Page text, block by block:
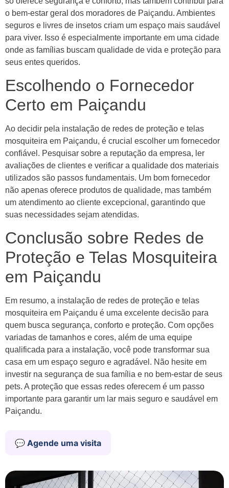
o bem-estar geral dos moradores de Paiçandu. Ambientes
seguros e livres de insetos criam um espaço mais saudável
para viver. Isso é especialmente importante em uma cidade
onde as famílias buscam qualidade de vida e proteção para
seus entes queridos.
Escolhendo o Fornecedor
Certo em Paiçandu
Ao decidir pela instalação de redes de proteção e telas
mosquiteira em Paiçandu, é crucial escolher um fornecedor
confiável. Pesquisar sobre a reputação da empresa, ler
avaliações de clientes e verificar a qualidade dos materiais
utilizados são passos fundamentais. Um bom fornecedor
não apenas oferece produtos de qualidade, mas também
um atendimento ao cliente excepcional, garantindo que
suas necessidades sejam atendidas.
Conclusão sobre Redes de
Proteção e Telas Mosquiteira
em Paiçandu
Em resumo, a instalação de redes de proteção e telas
mosquiteira em Paiçandu é uma excelente decisão para
quem busca segurança, conforto e proteção. Com opções
variadas de tamanhos e cores, além de uma equipe
qualificada para a instalação, você pode transformar sua
casa em um espaço seguro e agradável. Não hesite em
investir na segurança de sua família e no bem-estar de seus
pets. A proteção que essas redes oferecem é um passo
importante para garantir um lar mais seguro e saudável em
Paiçandu.
💬 Agende uma visita